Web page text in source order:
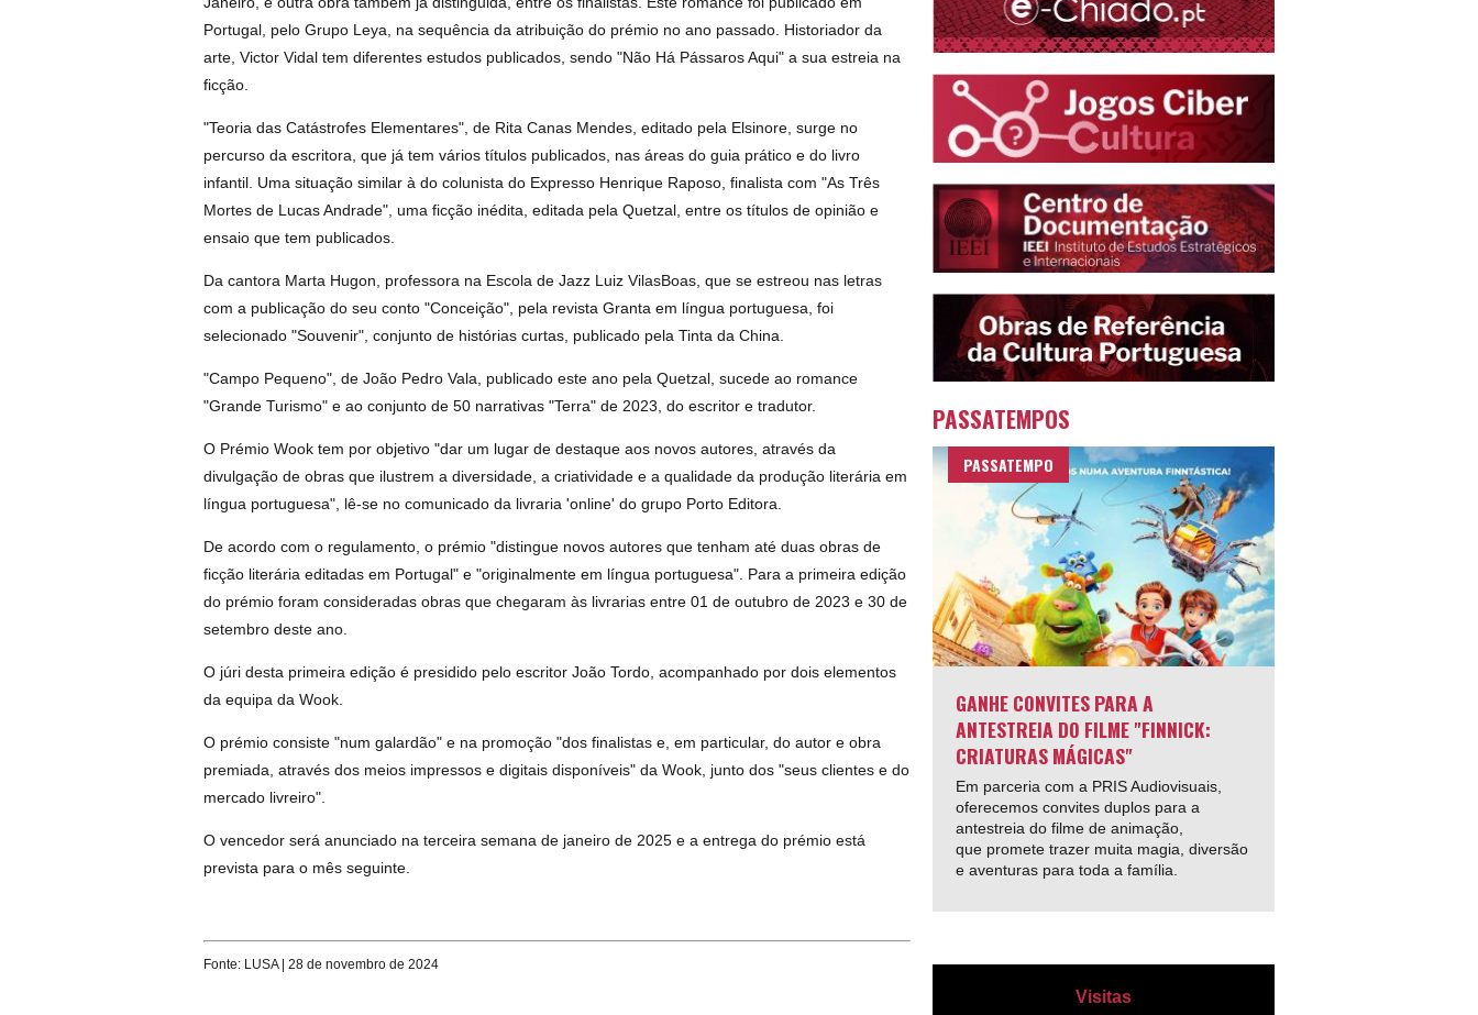
Portugal, pelo Grupo Leya, na sequência da atribuição do prémio no ano passado. Historiador da
arte, Victor Vidal tem diferentes estudos publicados, sendo "Não Há Pássaros Aqui" a sua estreia na
ficção.
"Teoria das Catástrofes Elementares", de Rita Canas Mendes, editado pela Elsinore, surge no
percurso da escritora, que já tem vários títulos publicados, nas áreas do guia prático e do livro
infantil. Uma situação similar à do colunista do Expresso Henrique Raposo, finalista com "As Três
Mortes de Lucas Andrade", uma ficção inédita, editada pela Quetzal, entre os títulos de opinião e
ensaio que tem publicados.
Da cantora Marta Hugon, professora na Escola de Jazz Luiz VilasBoas, que se estreou nas letras
com a publicação do seu conto "Conceição", pela revista Granta em língua portuguesa, foi
selecionado "Souvenir", conjunto de histórias curtas, publicado pela Tinta da China.
"Campo Pequeno", de João Pedro Vala, publicado este ano pela Quetzal, sucede ao romance
"Grande Turismo" e ao conjunto de 50 narrativas "Terra" de 2023, do escritor e tradutor.
O Prémio Wook tem por objetivo "dar um lugar de destaque aos novos autores, através da
divulgação de obras que ilustrem a diversidade, a criatividade e a qualidade da produção literária em
língua portuguesa", lê-se no comunicado da livraria 'online' do grupo Porto Editora.
De acordo com o regulamento, o prémio "distingue novos autores que tenham até duas obras de
ficção literária editadas em Portugal" e "originalmente em língua portuguesa". Para a primeira edição
do prémio foram consideradas obras que chegaram às livrarias entre 01 de outubro de 2023 e 30 de
setembro deste ano.
O júri desta primeira edição é presidido pelo escritor João Tordo, acompanhado por dois elementos
da equipa da Wook.
O prémio consiste "num galardão" e na promoção "dos finalistas e, em particular, do autor e obra
premiada, através dos meios impressos e digitais disponíveis" da Wook, junto dos "seus clientes e do
mercado livreiro".
O vencedor será anunciado na terceira semana de janeiro de 2025 e a entrega do prémio está
prevista para o mês seguinte.
Fonte: LUSA | 28 de novembro de 2024
PASSATEMPOS
PASSATEMPO
GANHE CONVITES PARA A
ANTESTREIA DO FILME "FINNICK:
CRIATURAS MÁGICAS"
Em parceria com a PRIS Audiovisuais,
oferecemos convites duplos para a
antestreia do filme de animação,
que promete trazer muita magia, diversão
e aventuras para toda a família.
Visitas